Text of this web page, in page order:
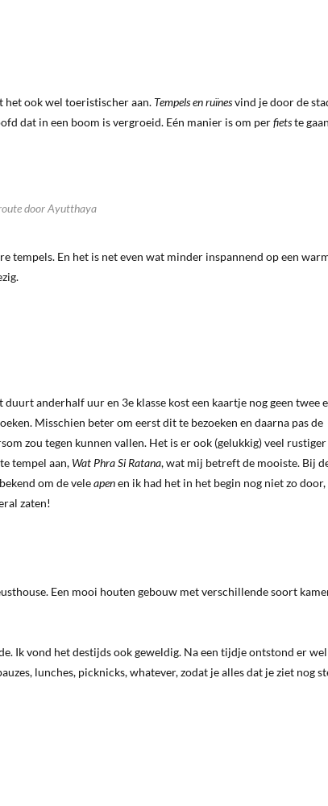
het ook wel toeristischer aan. Tempels en ruïnesvind je door de
dat in een boom is vergroeid. Eén manier is om perfietste gaan
door Ayutthaya
tempels. En het is net even wat minder inspannend op een
duurt anderhalf uur en 3e klasse kost een kaartje nog geen twee
Misschien beter om eerst dit te bezoeken en daarna pas de
zou tegen kunnen vallen. Het is er ook (gelukkig) veel rustiger
tempel aan, Wat Phra Si Ratana, wat mij betreft de mooiste. Bij
om de veleapenen ik had het in het begin nog niet zo
zaten!
Een mooi houten gebouw met verschillende soort
Ik vond het destijds ook geweldig. Na een tijdje ontstond er wel
lunches, picknicks, whatever, zodat je alles dat je ziet nog